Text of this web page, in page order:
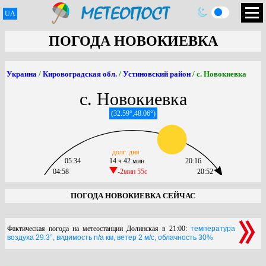
UA
ПОГОДА НОВОКИЕВКА
Украина / Кировоградская обл. / Устиновский район / с. Новокиевка
с. Новокиевка
(32.59°,48.06°)
04:58
05:34
14 ч 42 мин
-2мин 55c
долг. дня
20:52
20:16
ПОГОДА НОВОКИЕВКА СЕЙЧАС
Фактическая погода на метеостанции Долинская в 21:00: температура
воздуха 29.3°, видимость n/a км, ветер 2 м/с, облачность 30%